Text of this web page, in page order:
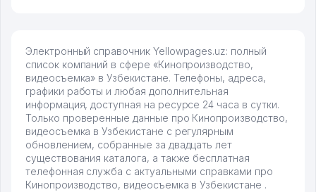
Электронный справочник Yellowpages.uz: полный
список компаний в сфере «Кинопроизводство,
видеосъемка» в Узбекистане. Телефоны, адреса,
графики работы и любая дополнительная
информация, доступная на ресурсе 24 часа в сутки.
Только проверенные данные про Кинопроизводство,
видеосъемка в Узбекистане с регулярным
обновлением, собранные за двадцать лет
существования каталога, а также бесплатная
телефонная служба с актуальными справками про
Кинопроизводство, видеосъемка в Узбекистане .